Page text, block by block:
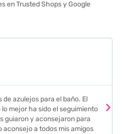
en Trusted Shops y Google
azulejos para el baño. El
mejor ha sido el seguimiento
guiaron y aconsejaron para
aconsejo a todos mis amigos